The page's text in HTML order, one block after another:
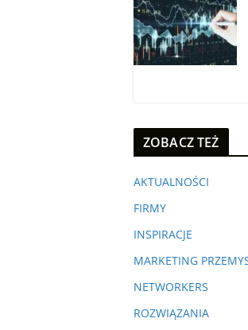
ZOBACZ TEŻ
AKTUALNOŚCI
FIRMY
INSPIRACJE
MARKETING
NETWORKERS
ROZWIĄZANIA